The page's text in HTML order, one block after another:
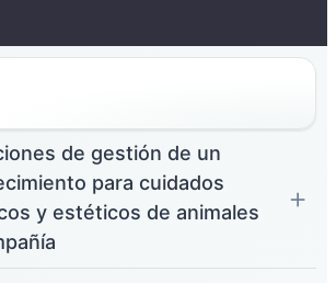
de gestión de un
para cuidados
y estéticos de animales